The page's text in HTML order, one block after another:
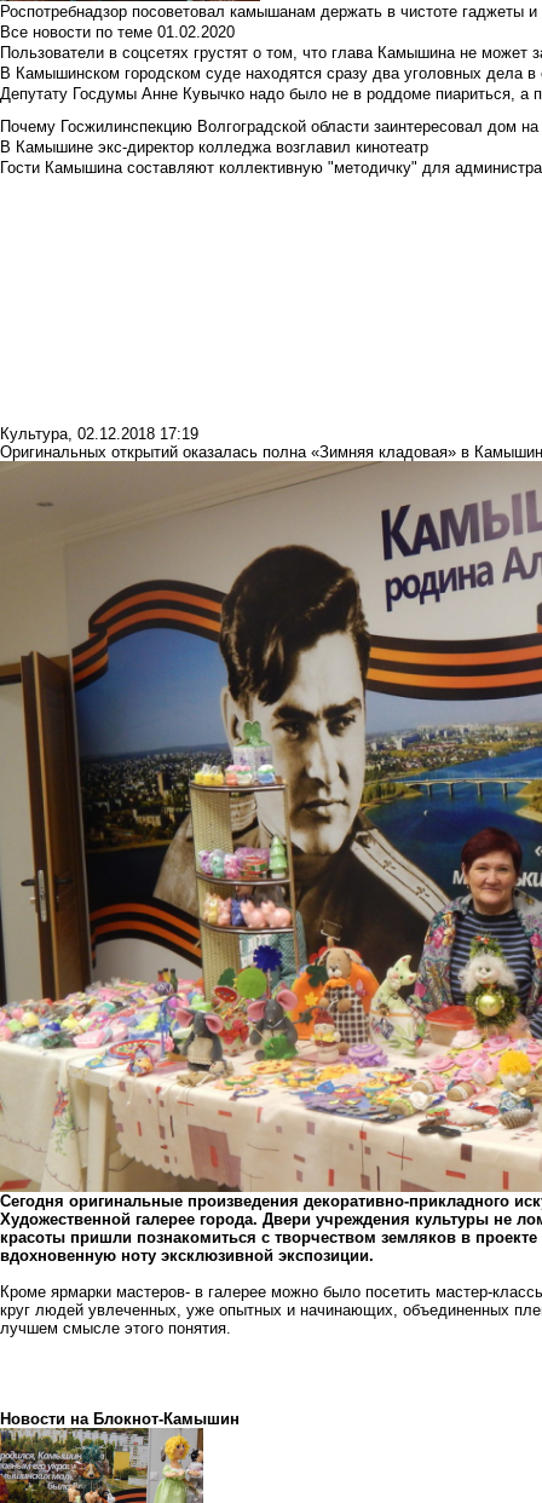
Роспотребнадзор посоветовал камышанам держать в чистоте гаджеты
Все новости по теме 01.02.2020
Пользователи в соцсетях грустят о том, что глава Камышина не может
В Камышинском городском суде находятся сразу два уголовных дела
Депутату Госдумы Анне Кувычко надо было не в роддоме пиариться, а
Почему Госжилинспекцию Волгоградской области заинтересовал дом
В Камышине экс-директор колледжа возглавил кинотеатр
Гости Камышина составляют коллективную "методичку" для
Культура, 02.12.2018 17:19
Оригинальных открытий оказалась полна «Зимняя кладовая» в
Сегодня оригинальные произведения декоративно-прикладного
Художественной галерее города. Двери учреждения культуры не
красоты пришли познакомиться с творчеством земляков в
вдохновенную ноту эксклюзивной экспозиции.
Кроме ярмарки мастеров- в галерее можно было посетить мастер-
круг людей увлеченных, уже опытных и начинающих, объединенных
лучшем смысле этого понятия.
Новости на Блoкнoт-Камышин